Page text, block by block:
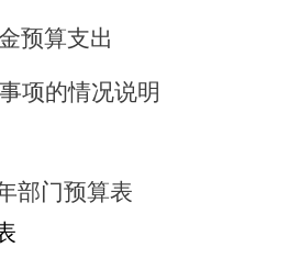
预算支出
项的情况说明
部门预算表